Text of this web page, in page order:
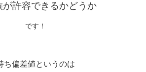
が許容できるかどうか
です！
ち偏差値というのは